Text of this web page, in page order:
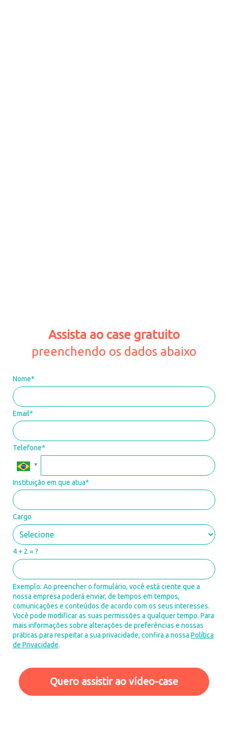
Assista ao case gratuito
preenchendo os dados abaixo
Nome*
Email*
Telefone*
Instituição em que atua*
Cargo
4 + 2 = ?
Exemplo: Ao preencher o formulário, você está ciente que a
nossa empresa poderá enviar, de tempos em tempos,
comunicações e conteúdos de acordo com os seus interesses.
Você pode modificar as suas permissões a qualquer tempo. Para
mais informações sobre alterações de preferências e nossas
práticas para respeitar a sua privacidade, confira a nossa Política
de Privacidade.
Quero assistir ao vídeo-case